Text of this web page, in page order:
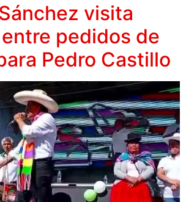
visita
pedidos de
Pedro Castillo